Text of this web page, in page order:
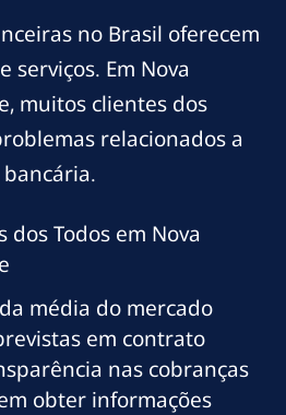
no Brasil oferecem
serviços. Em Nova
muitos clientes dos
relacionados a
dos Todos em Nova
média do mercado
em contrato
nas cobranças
obter informações